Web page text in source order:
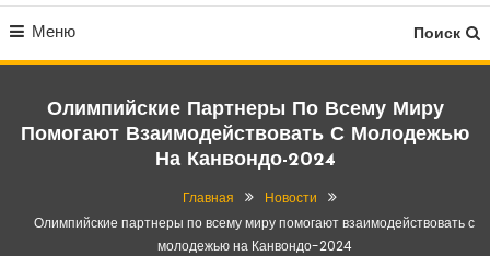
Меню Поиск
Олимпийские Партнеры По Всему Миру
Помогают Взаимодействовать С Молодежью
На Канвондо-2024
Главная
Новости
Олимпийские партнеры по всему миру помогают взаимодействовать с
молодежью на Канвондо-2024